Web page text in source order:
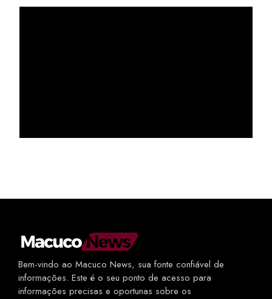
Bem-vindo ao Macuco News, sua fonte confiável de
informações. Este é o seu ponto de acesso para
informações precisas e oportunas sobre os